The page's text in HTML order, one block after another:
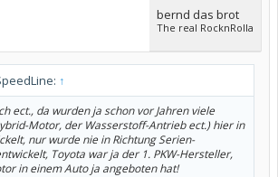
bernd das brot
The real RocknRolla
↑
ect., da wurden ja schon vor Jahren viele
Motor, der Wasserstoff-Antrieb ect.) hier in
nur wurde nie in Richtung Serien-
Toyota war ja der 1. PKW-Hersteller,
in einem Auto ja angeboten hat!